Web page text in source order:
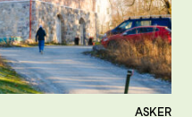
ASKER